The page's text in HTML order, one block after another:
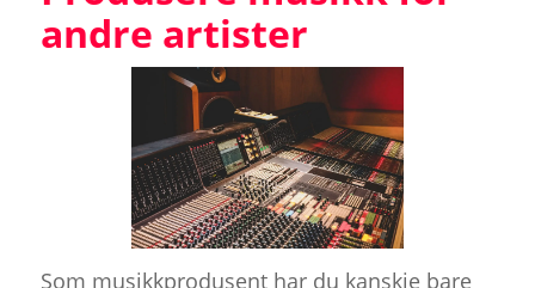
andre artister
Som musikkprodusent har du kanskje bare